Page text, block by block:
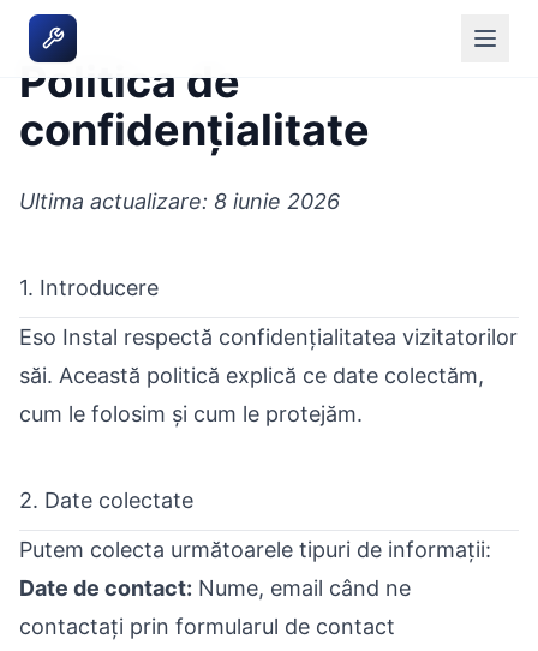
Politica de
confidențialitate
Ultima actualizare: 8 iunie 2026
1. Introducere
Eso Instal respectă confidențialitatea vizitatorilor
săi. Această politică explică ce date colectăm,
cum le folosim și cum le protejăm.
2. Date colectate
Putem colecta următoarele tipuri de informații:
Date de contact: Nume, email când ne
contactați prin formularul de contact